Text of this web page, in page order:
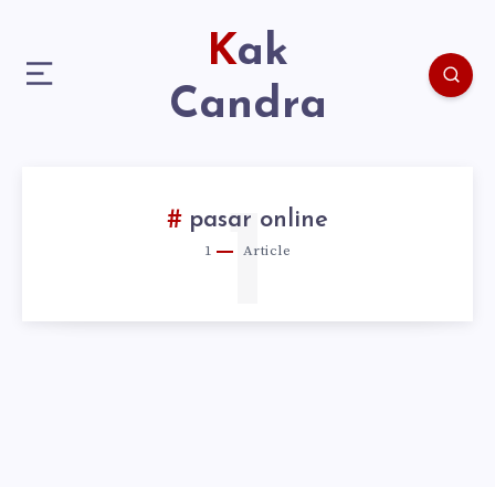
Kak
Candra
pasar online
1 Article
1